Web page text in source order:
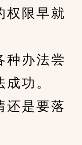
限早就
办法尝
功。
是要落